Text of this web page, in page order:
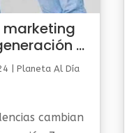
Z
|Planeta Al Día
cambian